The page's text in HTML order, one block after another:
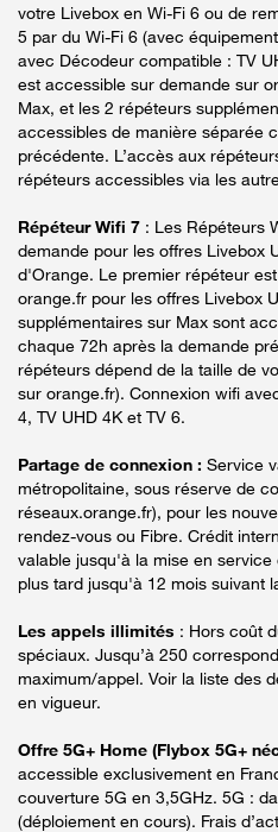
votre Livebox en Wi-Fi 6 ou de
5 par du Wi-Fi 6 (avec
avec Décodeur compatible : TV
est accessible sur demande sur
Max, et les 2 répéteurs
accessibles de manière séparée
précédente. L’accès aux
répéteurs accessibles via les
Répéteur Wifi 7 : Les Répéteurs
demande pour les offres Livebox
d'Orange. Le premier répéteur
orange.fr pour les offres Livebox
supplémentaires sur Max sont
chaque 72h après la demande
répéteurs dépend de la taille de
sur orange.fr). Connexion wifi
4, TV UHD 4K et TV 6.
Partage de connexion : Service
métropolitaine, sous réserve de
réseaux.orange.fr), pour les
rendez-vous ou Fibre. Crédit
valable jusqu'à la mise en
plus tard jusqu'à 12 mois suivant
Les appels illimités : Hors coût
spéciaux. Jusqu’à 250
maximum/appel. Voir la liste des
en vigueur.
Offre 5G+ Home (Flybox 5G+
accessible exclusivement en
couverture 5G en 3,5GHz. 5G :
(déploiement en cours). Frais